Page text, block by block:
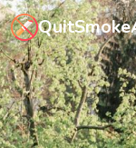
Saltar para o